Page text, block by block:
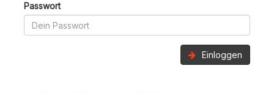
Passwort
Einloggen